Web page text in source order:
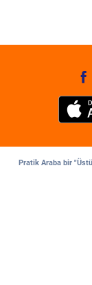
Pratik Araba bir